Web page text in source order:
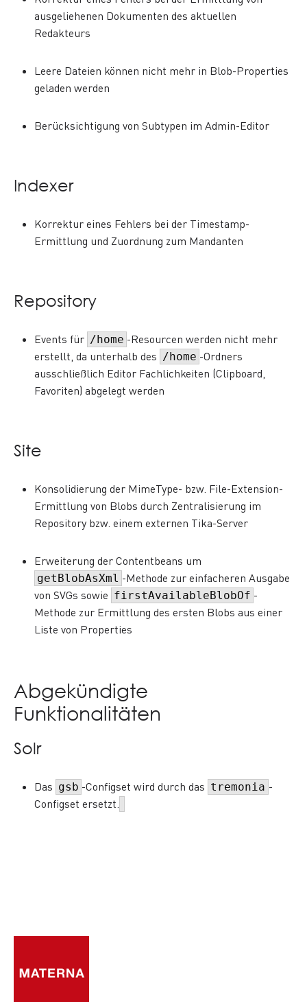
ausgeliehenen Dokumenten des aktuellen
Redakteurs
Leere Dateien können nicht mehr in Blob-Properties
geladen werden
Berücksichtigung von Subtypen im Admin-Editor
Indexer
Korrektur eines Fehlers bei der Timestamp-
Ermittlung und Zuordnung zum Mandanten
Repository
Events für /home -Resourcen werden nicht mehr
erstellt, da unterhalb des /home -Ordners
ausschließlich Editor Fachlichkeiten (Clipboard,
Favoriten) abgelegt werden
Site
Konsolidierung der MimeType- bzw. File-Extension-
Ermittlung von Blobs durch Zentralisierung im
Repository bzw. einem externen Tika-Server
Erweiterung der Contentbeans um
getBlobAsXml -Methode zur einfacheren Ausgabe
von SVGs sowie firstAvailableBlobOf -
Methode zur Ermittlung des ersten Blobs aus einer
Liste von Properties
Abgekündigte
Funktionalitäten
Solr
Das gsb -Configset wird durch das tremonia -
Configset ersetzt.